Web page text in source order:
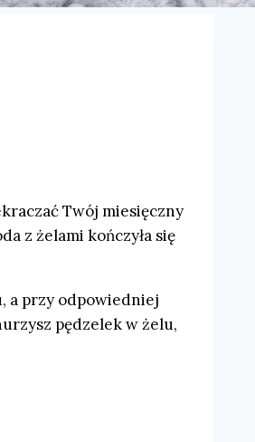
Twój miesięczny
z żelami kończyła się
a przy odpowiedniej
pędzelek w żelu,